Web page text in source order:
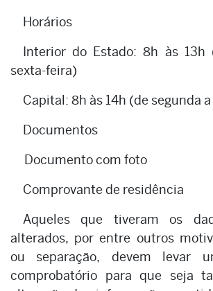
Horários
Interior do Estado: 8h às 13h
sexta-feira)
Capital: 8h às 14h (de segunda
Documentos
Documento com foto
Comprovante de residência
Aqueles que tiveram os
alterados, por entre outros
ou separação, devem levar
comprobatório para que seja